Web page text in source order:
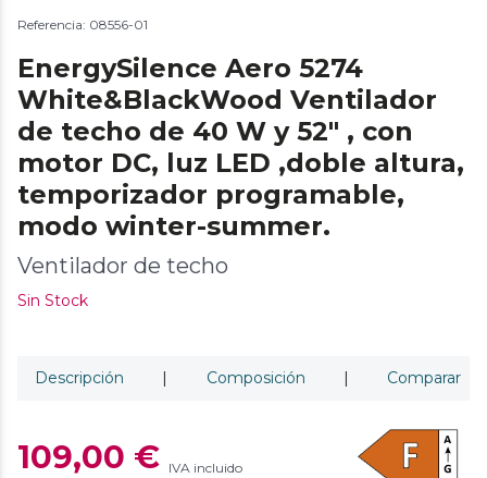
Referencia: 08556-01
EnergySilence Aero 5274
White&BlackWood Ventilador
de techo de 40 W y 52" , con
motor DC, luz LED ,doble altura,
temporizador programable,
modo winter-summer.
Ventilador de techo
Sin Stock
Descripción | Composición | Comparar
109,00 € IVA incluido